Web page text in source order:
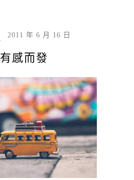
2011 年 6 月 16 日
有感而發